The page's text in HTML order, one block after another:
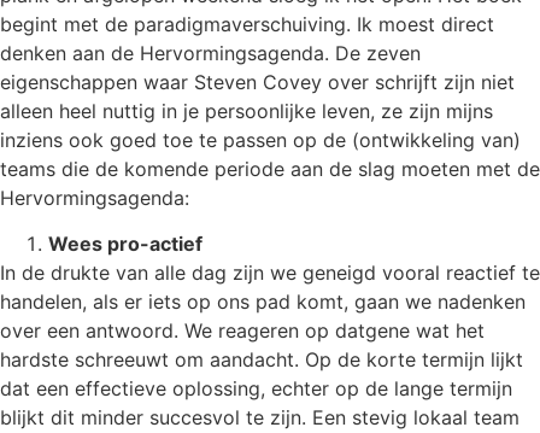
begint met de paradigmaverschuiving. Ik moest direct
denken aan de Hervormingsagenda. De zeven
eigenschappen waar Steven Covey over schrijft zijn niet
alleen heel nuttig in je persoonlijke leven, ze zijn mijns
inziens ook goed toe te passen op de (ontwikkeling van)
teams die de komende periode aan de slag moeten met de
Hervormingsagenda:
Wees pro-actief
In de drukte van alle dag zijn we geneigd vooral reactief te
handelen, als er iets op ons pad komt, gaan we nadenken
over een antwoord. We reageren op datgene wat het
hardste schreeuwt om aandacht. Op de korte termijn lijkt
dat een effectieve oplossing, echter op de lange termijn
blijkt dit minder succesvol te zijn. Een stevig lokaal team